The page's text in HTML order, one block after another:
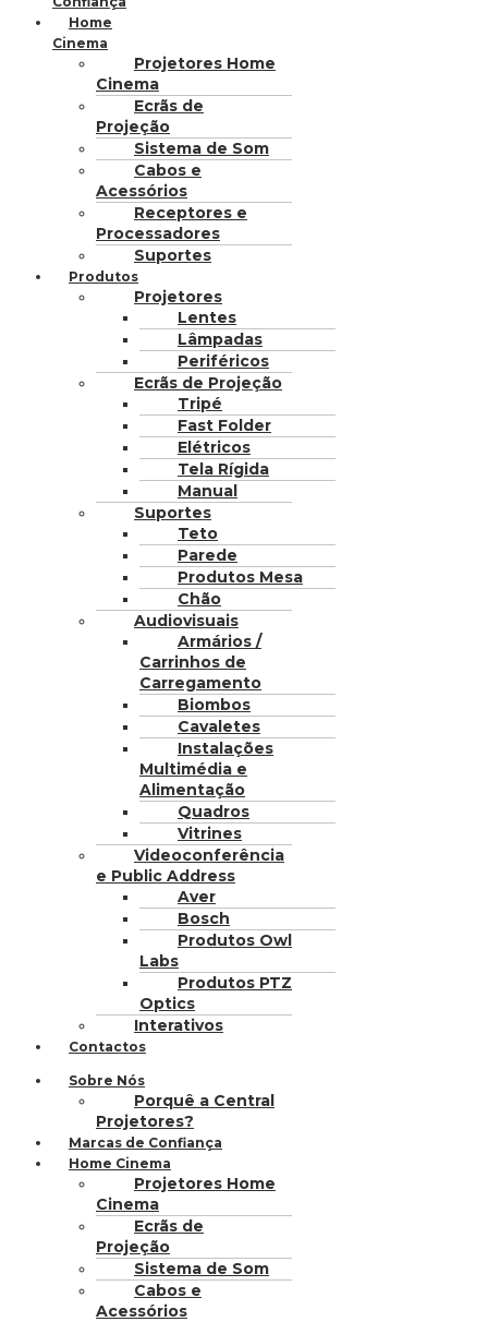
Home
Cinema
Projetores Home
Cinema
Ecrãs de
Projeção
Sistema de Som
Cabos e
Acessórios
Receptores e
Processadores
Suportes
Produtos
Projetores
Lentes
Lâmpadas
Periféricos
Ecrãs de Projeção
Tripé
Fast Folder
Elétricos
Tela Rígida
Manual
Suportes
Teto
Parede
Produtos Mesa
Chão
Audiovisuais
Armários /
Carrinhos de
Carregamento
Biombos
Cavaletes
Instalações
Multimédia e
Alimentação
Quadros
Vitrines
Videoconferência
e Public Address
Aver
Bosch
Produtos Owl
Labs
Produtos PTZ
Optics
Interativos
Contactos
Sobre Nós
Porquê a Central
Projetores?
Marcas de Confiança
Home Cinema
Projetores Home
Cinema
Ecrãs de
Projeção
Sistema de Som
Cabos e
Acessórios